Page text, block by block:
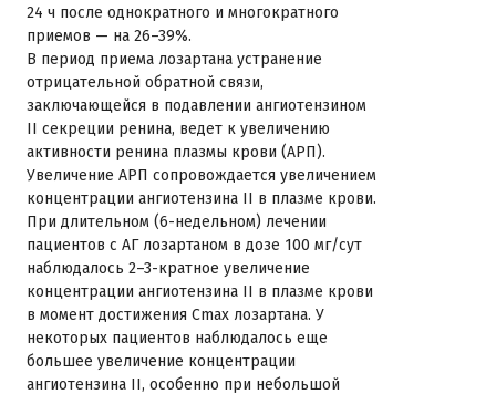
24 ч после однократного и многократного
приемов — на 26–39%.
В период приема лозартана устранение
отрицательной обратной связи,
заключающейся в подавлении ангиотензином
II секреции ренина, ведет к увеличению
активности ренина плазмы крови (АРП).
Увеличение АРП сопровождается увеличением
концентрации ангиотензина II в плазме крови.
При длительном (6-недельном) лечении
пациентов с АГ лозартаном в дозе 100 мг/сут
наблюдалось 2–3-кратное увеличение
концентрации ангиотензина II в плазме крови
в момент достижения Сmах лозартана. У
некоторых пациентов наблюдалось еще
большее увеличение концентрации
ангиотензина II, особенно при небольшой